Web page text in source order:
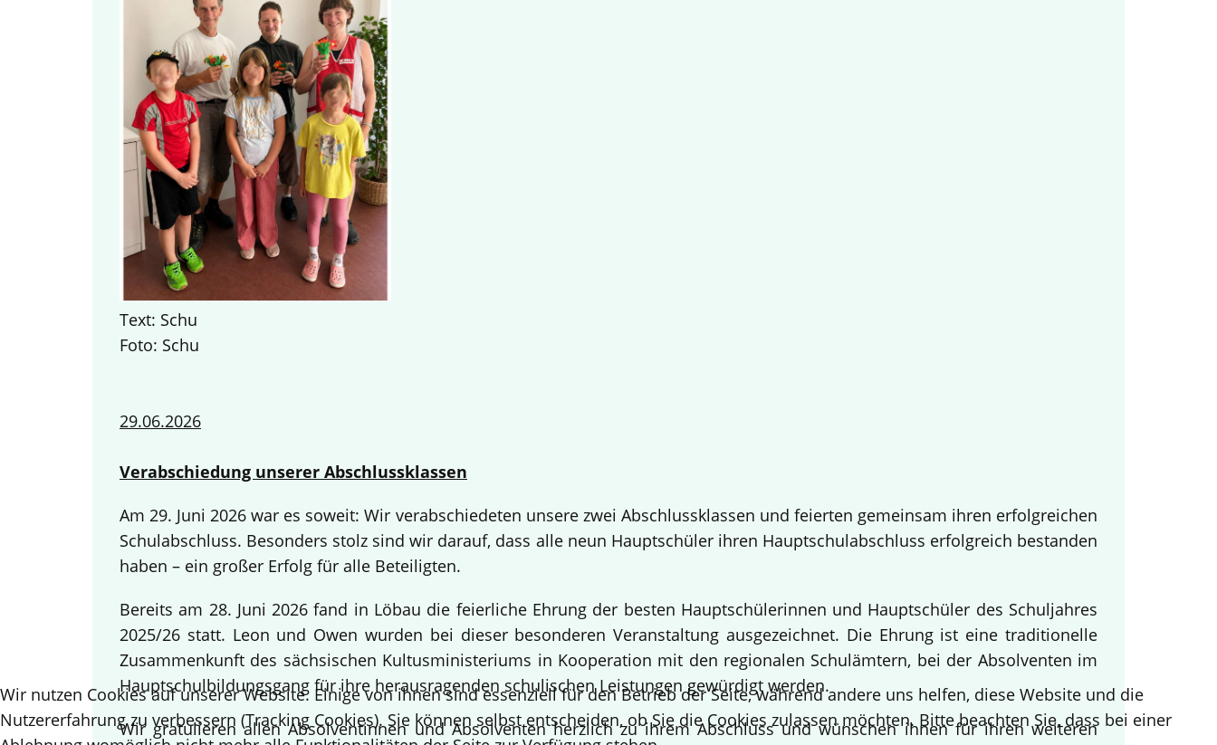
Text: Schu
Foto: Schu
29.06.2026
Verabschiedung unserer Abschlussklassen
Am 29. Juni 2026 war es soweit: Wir verabschiedeten unsere zwei Abschlussklassen und feierten gemeinsam ihren erfolgreichen
Schulabschluss. Besonders stolz sind wir darauf, dass alle neun Hauptschüler ihren Hauptschulabschluss erfolgreich bestanden
haben – ein großer Erfolg für alle Beteiligten.
Bereits am 28. Juni 2026 fand in Löbau die feierliche Ehrung der besten Hauptschülerinnen und Hauptschüler des Schuljahres
2025/26 statt. Leon und Owen wurden bei dieser besonderen Veranstaltung ausgezeichnet. Die Ehrung ist eine traditionelle
Zusammenkunft des sächsischen Kultusministeriums in Kooperation mit den regionalen Schulämtern, bei der Absolventen im
Hauptschulbildungsgang für ihre herausragenden schulischen Leistungen gewürdigt werden.
Wir gratulieren allen Absolventinnen und Absolventen herzlich zu ihrem Abschluss und wünschen ihnen für ihren weiteren
Wir nutzen Cookies auf unserer Website. Einige von ihnen sind essenziell für den Betrieb der Seite, während andere uns helfen, diese Website und die
Nutzererfahrung zu verbessern (Tracking Cookies). Sie können selbst entscheiden, ob Sie die Cookies zulassen möchten. Bitte beachten Sie, dass bei einer